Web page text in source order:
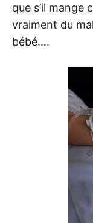
que s’il mange
vraiment du
bébé….